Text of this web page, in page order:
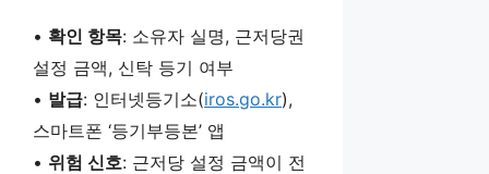
• 확인 항목: 소유자 실명, 근저당권
설정 금액, 신탁 등기 여부
• 발급: 인터넷등기소(iros.go.kr),
스마트폰 ‘등기부등본’ 앱
• 위험 신호: 근저당 설정 금액이 전